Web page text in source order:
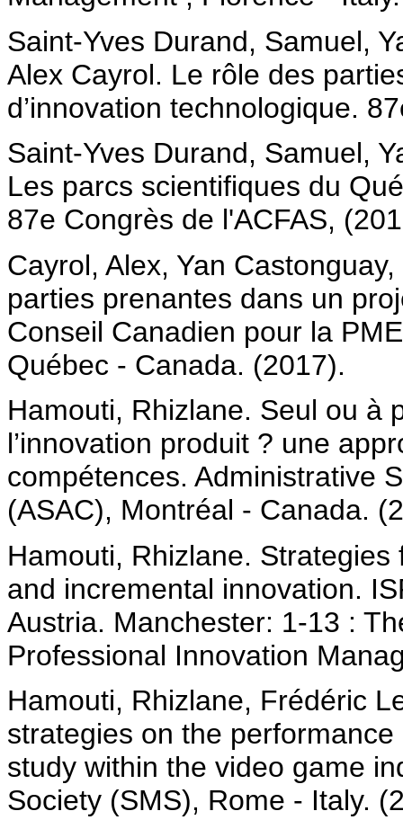
Saint-Yves Durand, Samuel,
Alex Cayrol. Le rôle des
d’innovation technologique.
Saint-Yves Durand, Samuel,
Les parcs scientifiques du
87e Congrès de l'ACFAS,
Cayrol, Alex, Yan
parties prenantes dans un
Conseil Canadien pour la
Québec - Canada. (2017).
Hamouti, Rhizlane. Seul ou à
l’innovation produit ? une
compétences. Administrative
(ASAC), Montréal - Canada.
Hamouti, Rhizlane.
and incremental innovation.
Austria. Manchester: 1-13 :
Professional Innovation
Hamouti, Rhizlane, Frédéric
strategies on the
study within the video game
Society (SMS), Rome - Italy.